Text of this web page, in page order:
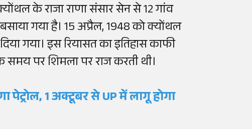
के राजा राणा संसार सेन से 12 गांव
गया है। 15 अप्रैल, 1948 को क्योंथल
गया। इस रियासत का इतिहास काफी
पर शिमला पर राज करती थी।
पेट्रोल, 1 अक्टूबर से UP में लागू होगा